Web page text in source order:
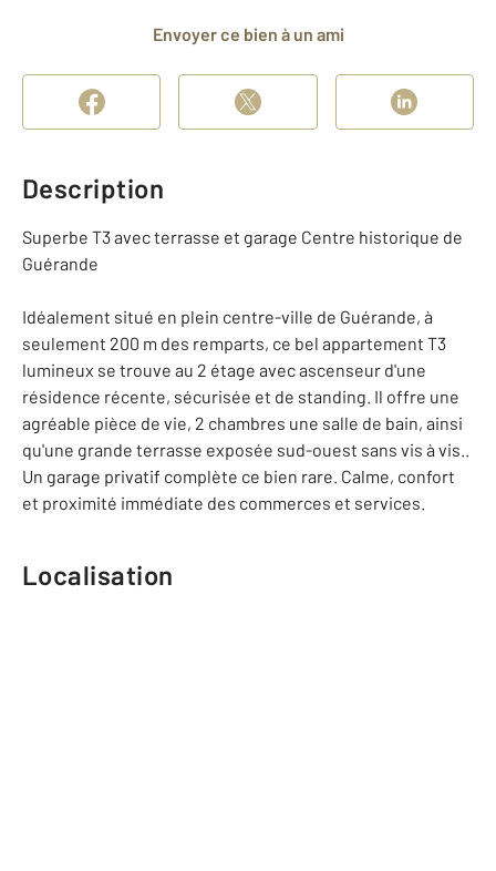
Envoyer ce bien à un ami
Description
Superbe T3 avec terrasse et garage Centre historique de
Guérande
Idéalement situé en plein centre-ville de Guérande, à
seulement 200 m des remparts, ce bel appartement T3
lumineux se trouve au 2 étage avec ascenseur d'une
résidence récente, sécurisée et de standing. Il offre une
agréable pièce de vie, 2 chambres une salle de bain, ainsi
qu'une grande terrasse exposée sud-ouest sans vis à vis..
Un garage privatif complète ce bien rare. Calme, confort
et proximité immédiate des commerces et services.
Localisation